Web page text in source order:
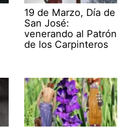
19 de Marzo, Día de
San José:
venerando al Patrón
de los Carpinteros